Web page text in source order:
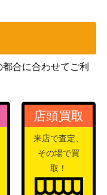
合に合わせてご利
店頭買取
来店で査定、
その場で買
取！